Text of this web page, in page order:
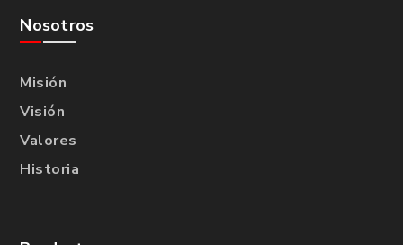
Nosotros
Misión
Visión
Valores
Historia